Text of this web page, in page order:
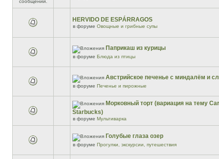
HERVIDO DE ESPÁRRAGOS
в форуме Овощные и грибные супы
Паприкаш из курицы
в форуме Блюда из птицы
Австрийское печенье с миндалём и
в форуме Печенье и пирожные
Морковный торт (вариация на тему
Starbucks)
в форуме Мультиварка
Голубые глаза озер
в форуме Прогулки, экскурсии, путешествия